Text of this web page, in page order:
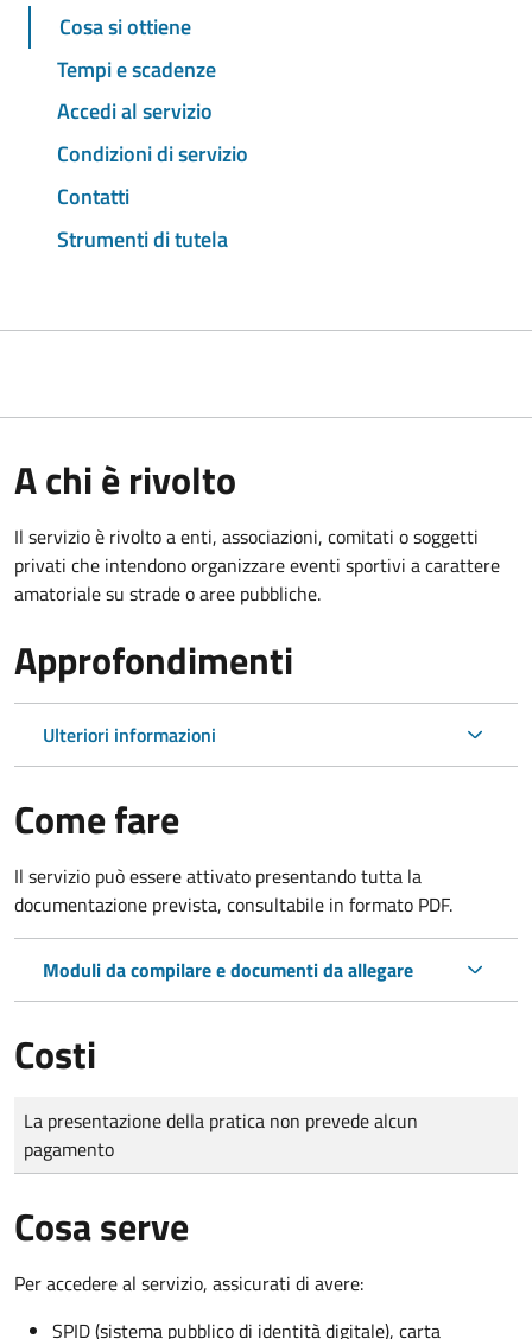
Cosa si ottiene
Tempi e scadenze
Accedi al servizio
Condizioni di servizio
Contatti
Strumenti di tutela
A chi è rivolto
Il servizio è rivolto a enti, associazioni, comitati o soggetti
privati che intendono organizzare eventi sportivi a carattere
amatoriale su strade o aree pubbliche.
Approfondimenti
Ulteriori informazioni
Come fare
Il servizio può essere attivato presentando tutta la
documentazione prevista, consultabile in formato PDF.
Moduli da compilare e documenti da allegare
Costi
Tipo di pagamento
Importo
La presentazione della pratica non prevede alcun
pagamento
Cosa serve
Per accedere al servizio, assicurati di avere:
SPID (sistema pubblico di identità digitale), carta